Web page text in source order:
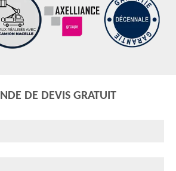
DE DEVIS GRATUIT